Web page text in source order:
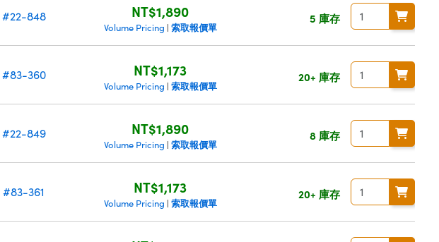
#22-848 NT$1,890
Volume Pricing | 索取報價單
5 庫存
#83-360 NT$1,173
Volume Pricing | 索取報價單
20+ 庫存
#22-849 NT$1,890
Volume Pricing | 索取報價單
8 庫存
#83-361 NT$1,173
Volume Pricing | 索取報價單
20+ 庫存